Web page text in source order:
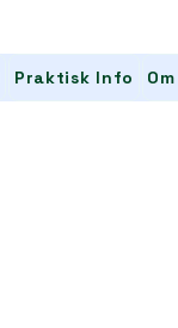
Praktisk Info